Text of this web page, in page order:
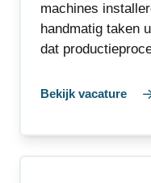
machines
handmatig taken
dat
Bekijk vacature